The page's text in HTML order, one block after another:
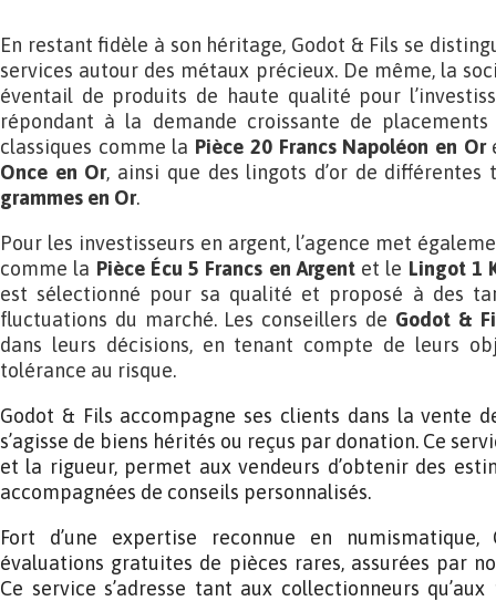
En restant fidèle à son héritage, Godot & Fils se
services autour des métaux précieux. De même, la
éventail de produits de haute qualité pour
répondant à la demande croissante de placements
classiques comme la Pièce 20 Francs Napoléon en Or
Once en Or, ainsi que des lingots d’or de
grammes en Or.
Pour les investisseurs en argent, l’agence met
comme la Pièce Écu 5 Francs en Argentet le Lingot 1
est sélectionné pour sa qualité et proposé à des
fluctuations du marché. Les conseillers de Godot &
dans leurs décisions, en tenant compte de leurs
tolérance au risque.
Godot & Fils accompagne ses clients dans la vente
s’agisse de biens hérités ou reçus par donation. Ce
et la rigueur, permet aux vendeurs d’obtenir des
accompagnées de conseils personnalisés.
Fort d’une expertise reconnue en
évaluations gratuites de pièces rares, assurées par
Ce service s’adresse tant aux collectionneurs